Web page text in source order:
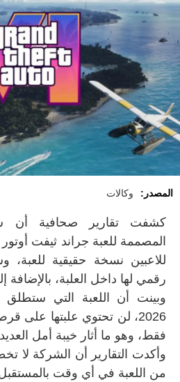
المصدر: وكالات
كشفت تقارير صحافية أن
للاعبين نسخة حقيقية
رقمي لها داخل العلبة، بالإضافة
2026، لن تحتوي علبتها
فقط، وهو ما أثار خيبة أمل
وأكدت التقارير أن الشركة
من اللعبة في أي وقت